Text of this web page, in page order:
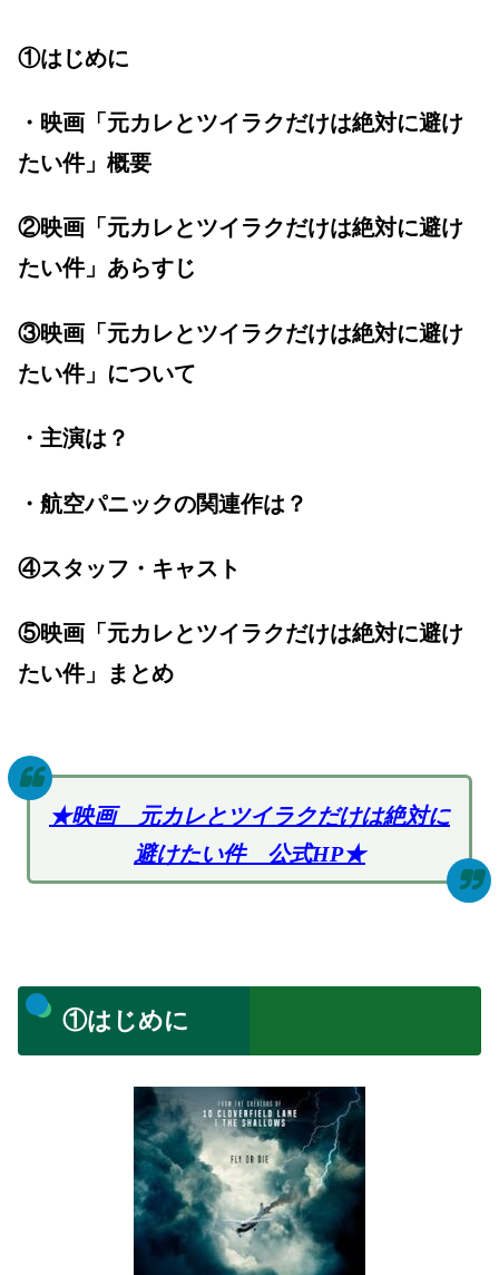
①はじめに
・映画「元カレとツイラクだけは絶対に避け
たい件」概要
②映画「元カレとツイラクだけは絶対に避け
たい件」あらすじ
③映画「元カレとツイラクだけは絶対に避け
たい件」について
・主演は？
・航空パニックの関連作は？
④スタッフ・キャスト
⑤映画「元カレとツイラクだけは絶対に避け
たい件」まとめ
★映画 元カレとツイラクだけは絶対に
避けたい件 公式HP★
①はじめに